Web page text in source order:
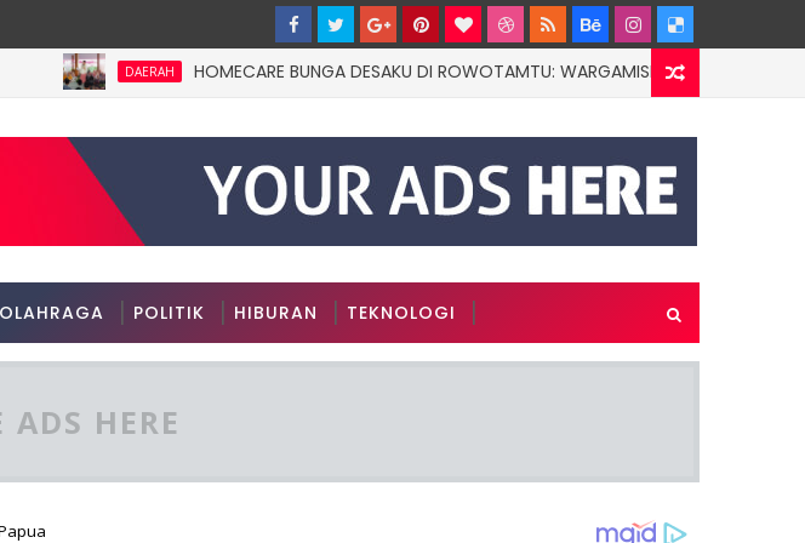
DAERAH HOMECARE BUNGA DESAKU DI ROWOTAMTU: WARGAMISKIN JEMBER KINI PUNYA
OLAHRAGA POLITIK HIBURAN TEKNOLOGI
ADS HERE